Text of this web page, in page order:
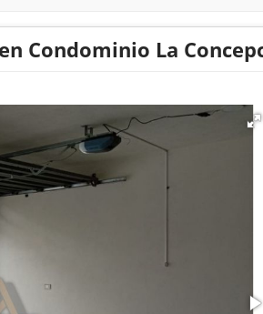
Condominio La